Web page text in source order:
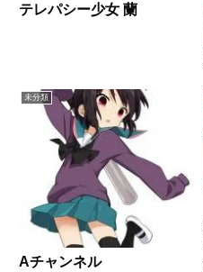
テレパシー少女 蘭
未分類
Aチャンネル